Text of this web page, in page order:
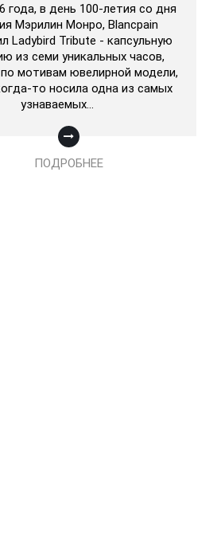
года, в день 100-летия со дня
Мэрилин Монро, Blancpain
Ladybird Tribute - капсульную
из семи уникальных часов,
мотивам ювелирной модели,
то носила одна из самых
узнаваемых…
ПОДРОБНЕЕ